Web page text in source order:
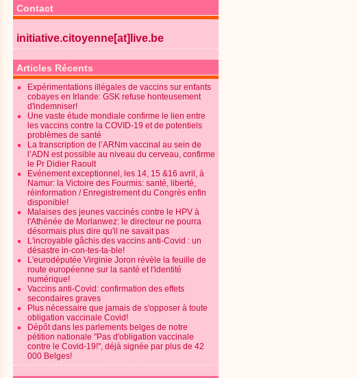
Contact
initiative.citoyenne[at]live.be
Articles Récents
Expérimentations illégales de vaccins sur enfants
cobayes en Irlande: GSK refuse honteusement
d'indemniser!
Une vaste étude mondiale confirme le lien entre
les vaccins contre la COVID-19 et de potentiels
problèmes de santé
La transcription de l’ARNm vaccinal au sein de
l’ADN est possible au niveau du cerveau, confirme
le Pr Didier Raoult
Evénement exceptionnel, les 14, 15 &16 avril, à
Namur: la Victoire des Fourmis: santé, liberté,
réinformation / Enregistrement du Congrès enfin
disponible!
Malaises des jeunes vaccinés contre le HPV à
l'Athénée de Morlanwez: le directeur ne pourra
désormais plus dire qu'il ne savait pas
L'incroyable gâchis des vaccins anti-Covid : un
désastre in-con-tes-ta-ble!
L'eurodéputée Virginie Joron révèle la feuille de
route européenne sur la santé et l'identité
numérique!
Vaccins anti-Covid: confirmation des effets
secondaires graves
Plus nécessaire que jamais de s'opposer à toute
obligation vaccinale Covid!
Dépôt dans les parlements belges de notre
pétition nationale "Pas d'obligation vaccinale
contre le Covid-19!", déjà signée par plus de 42
000 Belges!